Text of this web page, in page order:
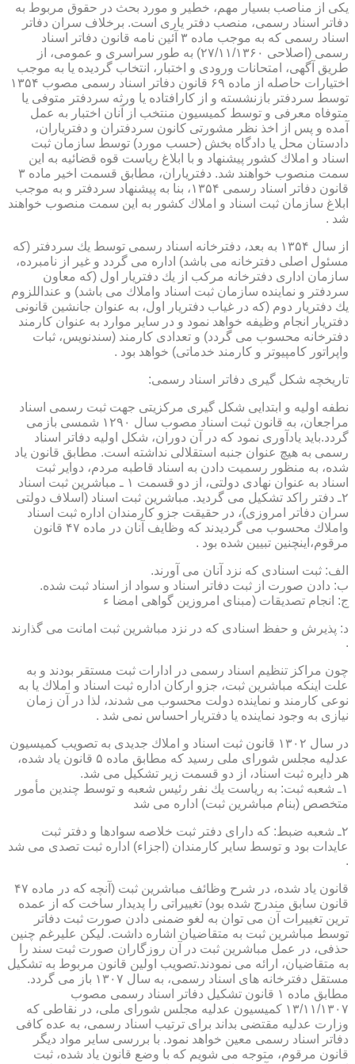
یكی از مناصب بسیار مهم، خطیر و مورد بحث در حقوق مربوط به
دفاتر اسناد رسمی، منصب دفتر یاری است. برخلاف سران دفاتر
اسناد رسمی كه به موجب ماده ۳ آئین نامه قانون دفاتر اسناد
رسمی (اصلاحی ۲۷/۱۱/۱۳۶۰) به طور سراسری و عمومی، از
طریق آگهی، امتحانات ورودی و اختبار، انتخاب گردیده یا به موجب
اختیارات حاصله از ماده ۶۹ قانون دفاتر اسناد رسمی مصوب ۱۳۵۴
توسط سردفتر بازنشسته و از كارافتاده یا ورثه سردفتر متوفی یا
متوفاه معرفی و توسط كمیسیون منتخب از آنان اختبار به عمل
آمده و پس از اخذ نظر مشورتی كانون سردفتران و دفتریاران،
دادستان محل یا دادگاه بخش (حسب مورد) توسط سازمان ثبت
اسناد و املاك كشور پیشنهاد و با ابلاغ ریاست قوه قضائیه به این
سمت منصوب خواهند شد. دفتریاران، مطابق قسمت اخیر ماده ۳
قانون دفاتر اسناد رسمی ۱۳۵۴، بنا به پیشنهاد سردفتر و به موجب
ابلاغ سازمان ثبت اسناد و املاك كشور به این سمت منصوب خواهند
شد .
از سال ۱۳۵۴ به بعد، دفترخانه اسناد رسمی توسط یك سردفتر (كه
مسئول اصلی دفترخانه می باشد) اداره می گردد و غیر از نامبرده،
سازمان اداری دفترخانه مركب از یك دفتریار اول (كه معاون
سردفتر و نماینده سازمان ثبت اسناد واملاك می باشد) و عنداللزوم
یك دفتریار دوم (كه در غیاب دفتریار اول، به عنوان جانشین قانونی
دفتریار انجام وظیفه خواهد نمود و در سایر موارد به عنوان كارمند
دفترخانه محسوب می گردد) و تعدادی كارمند (سندنویس، ثبات
واپراتور كامپیوتر و كارمند خدماتی) خواهد بود .
تاریخچه شكل گیری دفاتر اسناد رسمی:
نطفه اولیه و ابتدایی شكل گیری مركزیتی جهت ثبت رسمی اسناد
مراجعان، به قانون ثبت اسناد مصوب سال ۱۲۹۰ شمسی بازمی
گردد.باید یادآوری نمود كه در آن دوران، شكل اولیه دفاتر اسناد
رسمی به هیچ عنوان جنبه استقلالی نداشته است. مطابق قانون یاد
شده، به منظور رسمیت دادن به اسناد قاطبه مردم، دوایر ثبت
اسناد به عنوان نهادی دولتی، از دو قسمت ۱ ـ مباشرین ثبت اسناد
۲ـ دفتر راكد تشكیل می گردید. مباشرین ثبت اسناد (اسلاف دولتی
سران دفاتر امروزی)، در حقیقت جزو كارمندان اداره ثبت اسناد
واملاك محسوب می گردیدند كه وظایف آنان در ماده ۴۷ قانون
مرقوم،اینچنین تبیین شده بود .
الف: ثبت اسنادی كه نزد آنان می آورند.
ب: دادن صورت از ثبت دفاتر اسناد و سواد از اسناد ثبت شده.
ج: انجام تصدیقات (مبنای امروزین گواهی امضا ء
د: پذیرش و حفظ اسنادی كه در نزد مباشرین ثبت امانت می گذارند
.
چون مراكز تنظیم اسناد رسمی در ادارات ثبت مستقر بودند و به
علت اینكه مباشرین ثبت، جزو اركان اداره ثبت اسناد و املاك یا به
نوعی كارمند و نماینده دولت محسوب می شدند، لذا در آن زمان
نیازی به وجود نماینده یا دفتریار احساس نمی شد .
در سال ۱۳۰۲ قانون ثبت اسناد و املاك جدیدی به تصویب كمیسیون
عدلیه مجلس شورای ملی رسید كه مطابق ماده ۵ قانون یاد شده،
هر دایره ثبت اسناد، از دو قسمت زیر تشكیل می شد.
۱ـ شعبه ثبت: به ریاست یك نفر رئیس شعبه و توسط چندین مأمور
متخصص (بنام مباشرین ثبت) اداره می شد
۲ـ شعبه ضبط: كه دارای دفتر ثبت خلاصه سوادها و دفتر ثبت
عایدات بود و توسط سایر كارمندان (اجزاء) اداره ثبت تصدی می شد
.
قانون یاد شده، در شرح وظائف مباشرین ثبت (آنچه كه در ماده ۴۷
قانون سابق مندرج شده بود) تغییراتی را پدیدار ساخت كه از عمده
ترین تغییرات آن می توان به لغو ضمنی دادن صورت ثبت دفاتر
توسط مباشرین ثبت به متقاضیان اشاره داشت. لیكن علیرغم چنین
حذفی، در عمل مباشرین ثبت در آن روزگاران صورت ثبت سند را
به متقاضیان، ارائه می نمودند.تصویب اولین قانون مربوط به تشكیل
مستقل دفترخانه های اسناد رسمی، به سال ۱۳۰۷ باز می گردد.
مطابق ماده ۱ قانون تشكیل دفاتر اسناد رسمی مصوب
۱۳/۱۱/۱۳۰۷ كمیسیون عدلیه مجلس شورای ملی، در نقاطی كه
وزارت عدلیه مقتضی بداند برای ترتیب اسناد رسمی، به عده كافی
دفاتر اسناد رسمی معین خواهد نمود. با بررسی سایر مواد دیگر
قانون مرقوم، متوجه می شویم كه با وضع قانون یاد شده، ثبت